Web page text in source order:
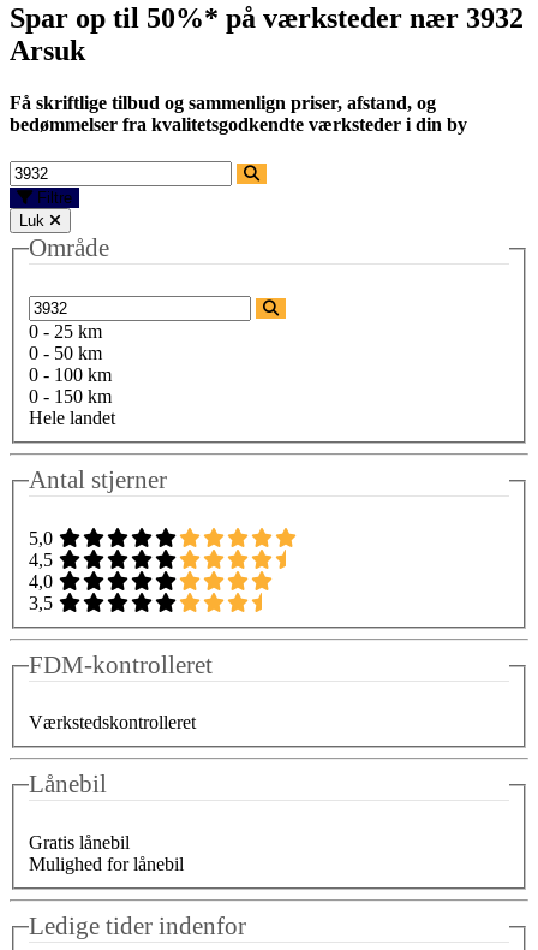
Spar op til 50%* på værksteder nær 3932
Arsuk
Få skriftlige tilbud og sammenlign priser, afstand, og
bedømmelser fra kvalitetsgodkendte værksteder i din by
Filtre
Luk
Område
0 - 25 km
0 - 50 km
0 - 100 km
0 - 150 km
Hele landet
Antal stjerner
5,0
4,5
4,0
3,5
FDM-kontrolleret
Værkstedskontrolleret
Lånebil
Gratis lånebil
Mulighed for lånebil
Ledige tider indenfor